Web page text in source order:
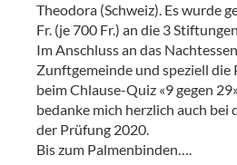
Theodora (Schweiz). Es wurde
Fr. (je 700 Fr.) an die 3
Im Anschluss an das
Zunftgemeinde und speziell die
beim Chlause-Quiz «9 gegen
bedanke mich herzlich auch
der Prüfung 2020.
Bis zum Palmenbinden….